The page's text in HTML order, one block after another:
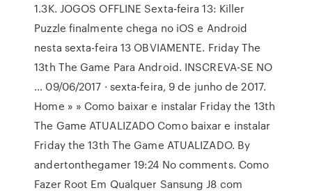
1.3K. JOGOS OFFLINE Sexta-feira 13: Killer
Puzzle finalmente chega no iOS e Android
nesta sexta-feira 13 OBVIAMENTE. Friday The
13th The Game Para Android. INSCREVA-SE NO
… 09/06/2017 · sexta-feira, 9 de junho de 2017.
Home » » Como baixar e instalar Friday the 13th
The Game ATUALIZADO Como baixar e instalar
Friday the 13th The Game ATUALIZADO. By
andertonthegamer 19:24 No comments. Como
Fazer Root Em Qualquer Sansung J8 com